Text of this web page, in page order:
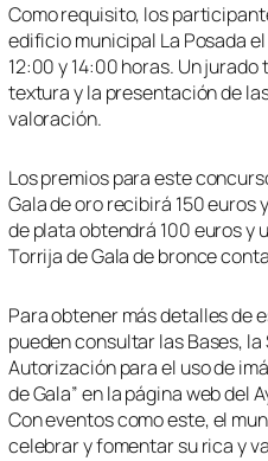
Como requisito, los
edificio municipal La Posada
12:00 y 14:00 horas. Un
textura y la presentación de
valoración.
Los premios para este
Gala de oro recibirá 150 euros
de plata obtendrá 100 euros y
Torrija de Gala de bronce
Para obtener más detalles de
pueden consultar las Bases,
Autorización para el uso de
de Gala” en la página web del
Con eventos como este, el
celebrar y fomentar su rica y